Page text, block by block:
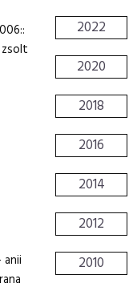
2022
2020
2018
2016
2014
2012
2010